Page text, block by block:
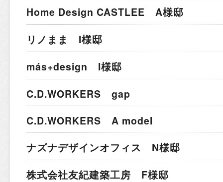
Home Design CASTLEE A様邸
リノまま I様邸
más+design I様邸
C.D.WORKERS gap
C.D.WORKERS A model
ナズナデザインオフィス N様邸
株式会社友紀建築工房 F様邸